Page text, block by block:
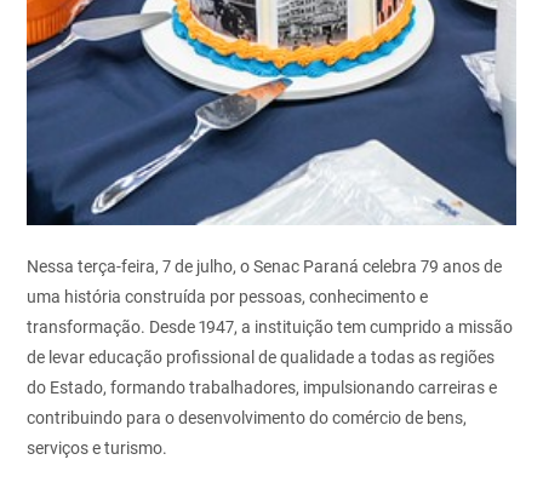
Nessa terça-feira, 7 de julho, o Senac Paraná celebra 79 anos de
uma história construída por pessoas, conhecimento e
transformação. Desde 1947, a instituição tem cumprido a missão
de levar educação profissional de qualidade a todas as regiões
do Estado, formando trabalhadores, impulsionando carreiras e
contribuindo para o desenvolvimento do comércio de bens,
serviços e turismo.